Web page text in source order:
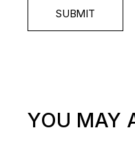
SUBMIT
YOU MAY